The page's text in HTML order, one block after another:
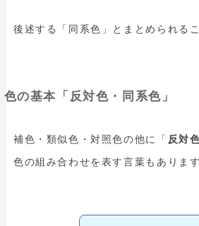
後述する「同系色」とまとめられる
色の基本「反対色・同系色」
補色・類似色・対照色の他に「 反対
色の組み合わせを表す言葉もあります